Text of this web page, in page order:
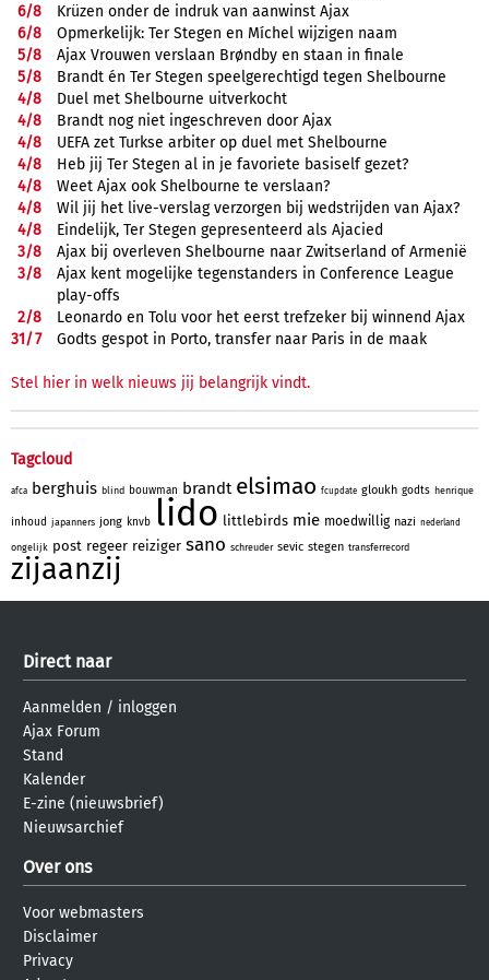
6/8
Krüzen onder de indruk van aanwinst Ajax
6/8
Opmerkelijk: Ter Stegen en Míchel wijzigen naam
5/8
Ajax Vrouwen verslaan Brøndby en staan in finale
5/8
Brandt én Ter Stegen speelgerechtigd tegen Shelbourne
4/8
Duel met Shelbourne uitverkocht
4/8
Brandt nog niet ingeschreven door Ajax
4/8
UEFA zet Turkse arbiter op duel met Shelbourne
4/8
Heb jij Ter Stegen al in je favoriete basiself gezet?
4/8
Weet Ajax ook Shelbourne te verslaan?
4/8
Wil jij het live-verslag verzorgen bij wedstrijden van Ajax?
4/8
Eindelijk, Ter Stegen gepresenteerd als Ajacied
3/8
Ajax bij overleven Shelbourne naar Zwitserland of Armenië
3/8
Ajax kent mogelijke tegenstanders in Conference League
play-offs
2/8
Leonardo en Tolu voor het eerst trefzeker bij winnend Ajax
31/7 Godts gespot in Porto, transfer naar Paris in de maak
Stel hier in welk nieuws jij belangrijk vindt.
Tagcloud
afca berghuis blind bouwman brandt elsimao fcupdate gloukh godts henrique
inhoud japanners jong knvb lido littlebirds mie moedwillig nazi nederland
ongelijk post regeer reiziger sano schreuder sevic stegen transferrecord
zijaanzij
Direct naar
Aanmelden / inloggen
Ajax Forum
Stand
Kalender
E-zine (nieuwsbrief)
Nieuwsarchief
Over ons
Voor webmasters
Disclaimer
Privacy